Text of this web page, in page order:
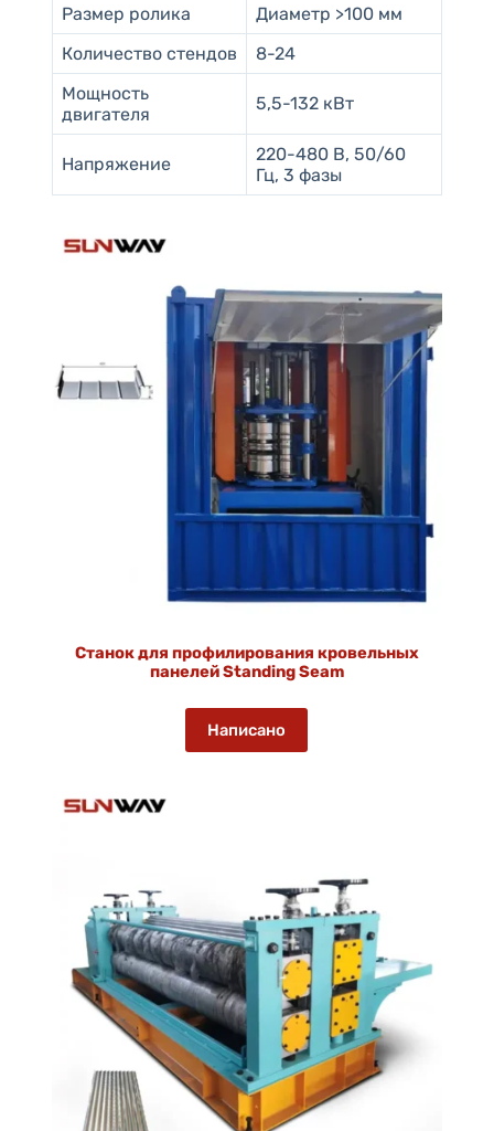
Размер ролика
Диаметр >100 мм
Количество стендов
8-24
Мощность
двигателя
5,5-132 кВт
Напряжение
220-480 В, 50/60
Гц, 3 фазы
Станок для профилирования кровельных
панелей Standing Seam
Написано